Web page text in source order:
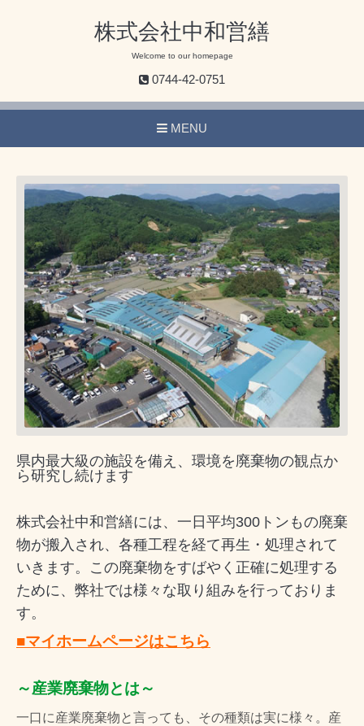
株式会社中和営繕
Welcome to our homepage
0744-42-0751
MENU
県内最大級の施設を備え、環境を廃棄物の観点か
ら研究し続けます
株式会社中和営繕には、一日平均300トンもの廃棄
物が搬入され、各種工程を経て再生・処理されて
いきます。この廃棄物をすばやく正確に処理する
ために、弊社では様々な取り組みを行っておりま
す。
■マイホームページはこちら
～産業廃棄物とは～
一口に産業廃棄物と言っても、その種類は実に様々。産